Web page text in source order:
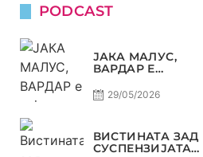
PODCAST
ЈАКА МАЛУС,
ВАРДАР Е
КЛУБ НА
БАЛКАНОТ!
29/05/2026
ВИСТИНАТА ЗАД
СУСПЕНЗИЈАТА